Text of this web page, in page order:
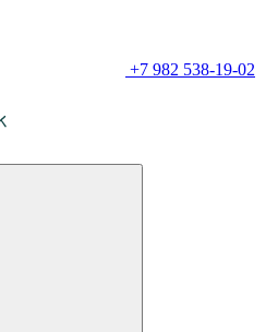
+7 982 538-19-02